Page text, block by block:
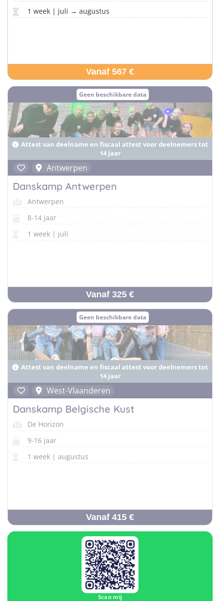
1 week | juli → augustus
Vanaf 567 €
Geen beschikbare data
Attest van deelname en fiscaal attest voor deelnemers tot
14 jaar
Antwerpen
Danskamp Antwerpen
Antwerpen
8-14 jaar
1 week | juli
Vanaf 325 €
Geen beschikbare data
Attest van deelname en fiscaal attest voor deelnemers tot
14 jaar
West-Vlaanderen
Danskamp Belgische Kust
De Horizon
9-16 jaar
1 week | augustus
Vanaf 415 €
Scan mij